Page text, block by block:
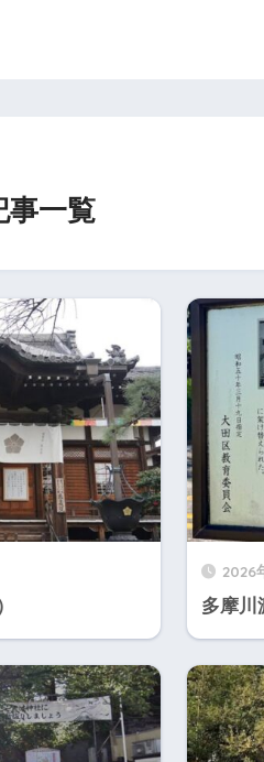
事一覧
2026
多摩川